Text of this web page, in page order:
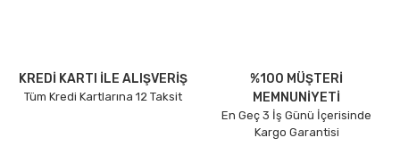
KREDİ KARTI İLE ALIŞVERİŞ
Tüm Kredi Kartlarına 12 Taksit
%100 MÜŞTERİ
MEMNUNİYETİ
En Geç 3 İş Günü İçerisinde
Kargo Garantisi